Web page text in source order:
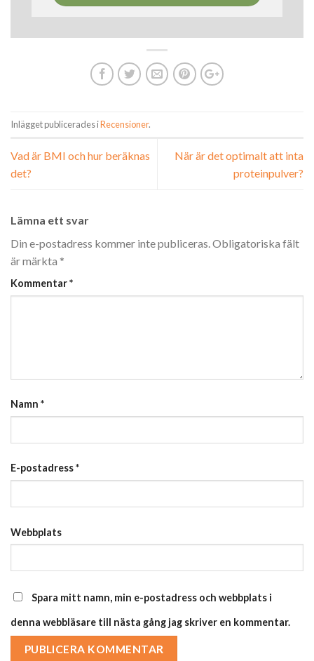
Inlägget publicerades iRecensioner.
Vad är BMI och hur beräknas
det?
När är det optimalt att inta
proteinpulver?
Lämna ett svar
Din e-postadress kommer inte publiceras.Obligatoriska fält
är märkta *
Kommentar*
Namn *
E-postadress*
Webbplats
Spara mitt namn, min e-postadress och webbplats i
denna webbläsare till nästa gång jag skriver en kommentar.